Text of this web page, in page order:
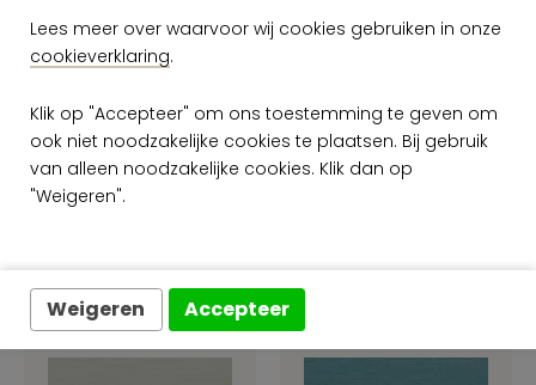
Lees meer over waarvoor wij cookies gebruiken in onze
cookieverklaring.
Klik op "Accepteer" om ons toestemming te geven om
ook niet noodzakelijke cookies te plaatsen. Bij gebruik
van alleen noodzakelijke cookies. Klik dan op
"Weigeren".
Weigeren Accepteer
Brand certificaat EU.pdf
Brand certificaat US.pdf
Plak voorschriften.pdf
Meer Marsh kleuren uit de
Avalon collectie